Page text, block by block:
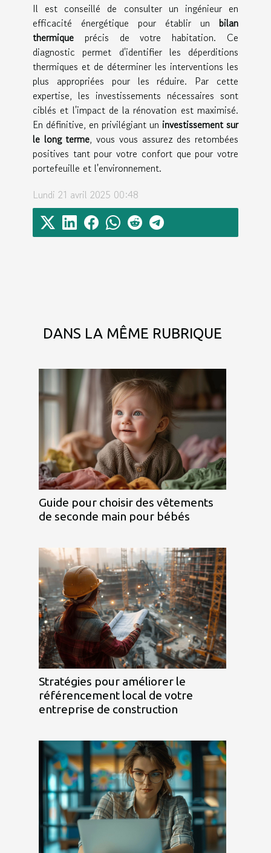
Il est conseillé de consulter un ingénieur en
efficacité énergétique pour établir un bilan
thermique précis de votre habitation. Ce
diagnostic permet d'identifier les déperditions
thermiques et de déterminer les interventions les
plus appropriées pour les réduire. Par cette
expertise, les investissements nécessaires sont
ciblés et l'impact de la rénovation est maximisé.
En définitive, en privilégiant un investissement sur
le long terme, vous vous assurez des retombées
positives tant pour votre confort que pour votre
portefeuille et l'environnement.
Lundi 21 avril 2025 00:48
DANS LA MÊME RUBRIQUE
Guide pour choisir des vêtements
de seconde main pour bébés
Stratégies pour améliorer le
référencement local de votre
entreprise de construction